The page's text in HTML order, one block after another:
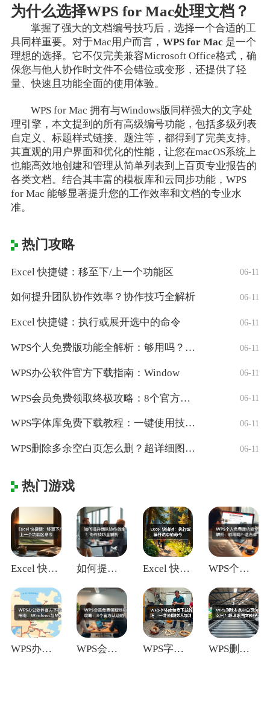
为什么选择WPS for Mac处理文档？
掌握了强大的文档编号技巧后，选择一个合适的工
具同样重要。对于Mac用户而言， WPS for Mac 是一个
理想的选择。它不仅完美兼容Microsoft Office格式，确
保您与他人协作时文件不会错位或变形，还提供了轻
量、快速且功能全面的使用体验。
WPS for Mac 拥有与Windows版同样强大的文字处
理引擎，本文提到的所有高级编号功能，包括多级列表
自定义、标题样式链接、题注等，都得到了完美支持。
其直观的用户界面和优化的性能，让您在macOS系统上
也能高效地创建和管理从简单列表到上百页专业报告的
各类文档。结合其丰富的模板库和云同步功能，WPS
for Mac 能够显著提升您的工作效率和文档的专业水
准。
热门攻略
Excel 快捷键：移至下/上一个功能区 06-11
如何提升团队协作效率？协作技巧全解析 06-11
Excel 快捷键：执行或展开选中的命令 06-11
WPS个人免费版功能全解析：够用吗？适合 06-11
WPS办公软件官方下载指南：Window 06-11
WPS会员免费领取终极攻略：8个官方认证 06-11
WPS字体库免费下载教程：一键使用技巧与 06-11
WPS删除多余空白页怎么删？超详细图文教 06-11
热门游戏
Excel 快捷键：移至下/上一个功能区 如何提升团队协作效率？协作技巧全解析 Excel 快捷键：执行或展开选中的命令 WPS个人免费版功能全解析：够用吗？适合
WPS办公软件官方下载指南：Window WPS会员免费领取终极攻略：8个官方认证 WPS字体库免费下载教程：一键使用技巧与 WPS删除多余空白页怎么删？超详细图文教